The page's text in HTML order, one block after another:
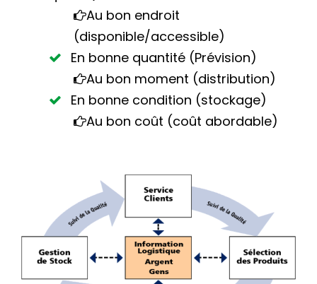
Au bon endroit
(disponible/accessible)
En bonne quantité (Prévision)
Au bon moment (distribution)
En bonne condition (stockage)
Au bon coût (coût abordable)